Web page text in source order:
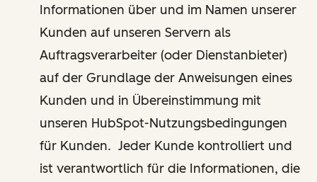
Informationen über und im Namen unserer
Kunden auf unseren Servern als
Auftragsverarbeiter (oder Dienstanbieter)
auf der Grundlage der Anweisungen eines
Kunden und in Übereinstimmung mit
unseren HubSpot-Nutzungsbedingungen
für Kunden. Jeder Kunde kontrolliert und
ist verantwortlich für die Informationen, die